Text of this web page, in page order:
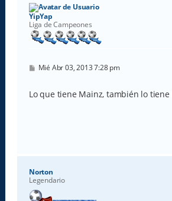
YipYap
Liga de Campeones
M
s
a
Mié Abr 03, 2013 7:28 pm
Lo que tiene Mainz, también lo tiene
Norton
Legendario